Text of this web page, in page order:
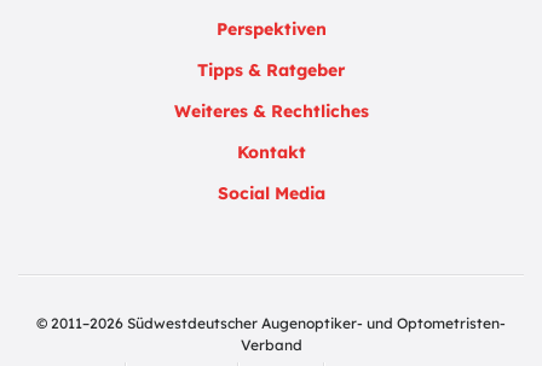
Perspektiven
Tipps & Ratgeber
Weiteres & Rechtliches
Kontakt
Social Media
© 2011–2026 Südwestdeutscher Augenoptiker- und Optometristen-
Verband